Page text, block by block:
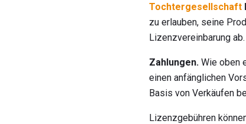
Tochtergesellschaft
zu erlauben, seine
Lizenzvereinbarung ab.
Zahlungen. Wie oben
einen anfänglichen
Basis von Verkäufen
Lizenzgebühren